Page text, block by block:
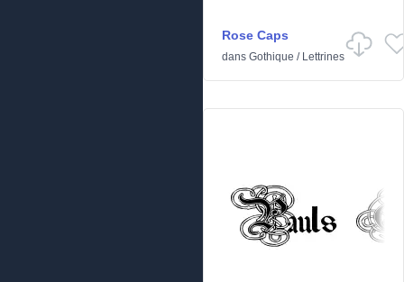
Rose Caps
dans Gothique / Lettrines